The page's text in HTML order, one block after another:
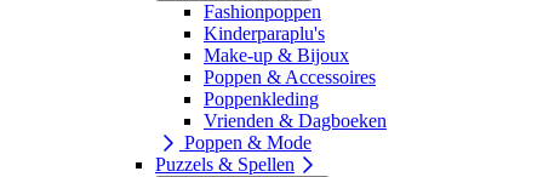
Fashionpoppen
Kinderparaplu's
Make-up & Bijoux
Poppen & Accessoires
Poppenkleding
Vrienden & Dagboeken
Poppen & Mode
Puzzels & Spellen